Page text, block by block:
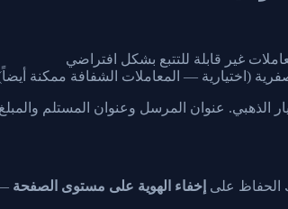
غير قابلة للتتبع بشكل افتراضي
(اختيارية — المعاملات الشفافة ممكنة
إخفاء الهوية على مستوى الصفحة